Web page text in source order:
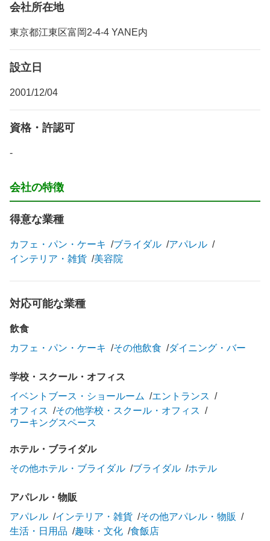
会社所在地
東京都江東区富岡2-4-4 YANE内
設立日
2001/12/04
資格・許認可
-
会社の特徴
得意な業種
カフェ・パン・ケーキ ブライダル
アパレル
インテリア・雑貨
美容院
対応可能な業種
飲食
カフェ・パン・ケーキ
その他飲食 ダイニング・バー
学校・スクール・オフィス
イベントブース・ショールーム
エントランス
オフィス
その他学校・スクール・オフィス
ワーキングスペース
ホテル・ブライダル
その他ホテル・ブライダル
ブライダル ホテル
アパレル・物販
アパレル
インテリア・雑貨
その他アパレル・物販
生活・日用品
趣味・文化 食飯店